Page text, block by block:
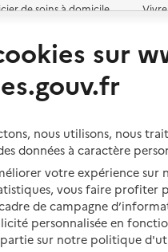
de soins à domicile
son logement
domicile avec une
ou un handicap
vie à domicile
sur
nous utilisons, nous
données à caractère
votre expérience sur
vous faire
de campagne
personnalisée en
sur notre politique